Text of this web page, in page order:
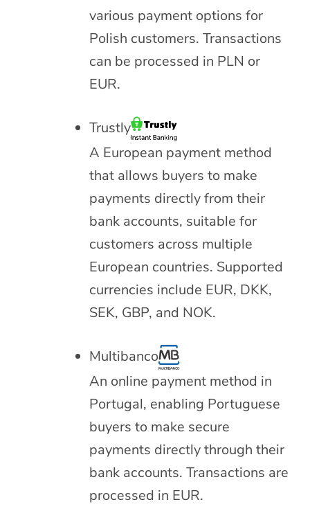
various payment options for
Polish customers. Transactions
can be processed in PLN or
EUR.
Trustly
A European payment method
that allows buyers to make
payments directly from their
bank accounts, suitable for
customers across multiple
European countries. Supported
currencies include EUR, DKK,
SEK, GBP, and NOK.
Multibanco
An online payment method in
Portugal, enabling Portuguese
buyers to make secure
payments directly through their
bank accounts. Transactions are
processed in EUR.